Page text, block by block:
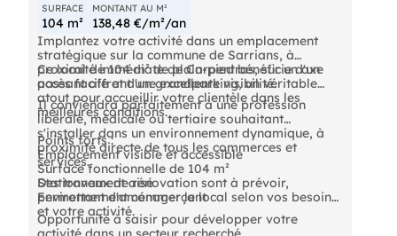
SURFACE
104 m²
MONTANT AU M²
138,48 €/m²/an
Implantez votre activité dans un emplacement
stratégique sur la commune de Sarrians, à
proximité immédiate de Carpentras, sur un axe
passant offrant une excellente visibilité.
Ce local de 104 m² de plain-pied bénéficie d'un
accès facile et d'un grandparking, un véritable
atout pour accueillir votre clientèle dans les
meilleures conditions.
Il conviendra parfaitement à une profession
libérale, médicale ou tertiaire souhaitant
s'installer dans un environnement dynamique, à
proximité directe de tous les commerces et
services.
Points forts :
Emplacement visible et accessible
Surface fonctionnelle de 104 m²
Stationnement aisé
Environnement commerçant
Des travaux de rénovation sont à prévoir,
permettant d'aménager le local selon vos besoins
et votre activité.
Opportunité à saisir pour développer votre